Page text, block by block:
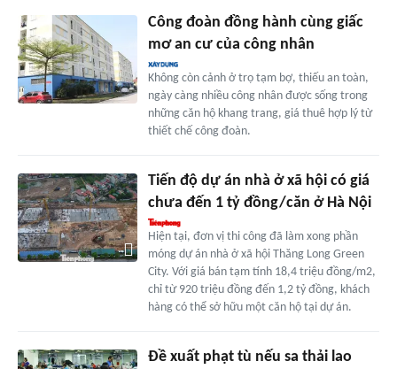
Công đoàn đồng hành cùng giấc
mơ an cư của công nhân
Không còn cảnh ở trọ tạm bợ, thiếu an toàn,
ngày càng nhiều công nhân được sống trong
những căn hộ khang trang, giá thuê hợp lý từ
thiết chế công đoàn.
Tiến độ dự án nhà ở xã hội có giá
chưa đến 1 tỷ đồng/căn ở Hà Nội
Hiện tại, đơn vị thi công đã làm xong phần
móng dự án nhà ở xã hội Thăng Long Green
City. Với giá bán tạm tính 18,4 triệu đồng/m2,
chỉ từ 920 triệu đồng đến 1,2 tỷ đồng, khách
hàng có thể sở hữu một căn hộ tại dự án.
Đề xuất phạt tù nếu sa thải lao